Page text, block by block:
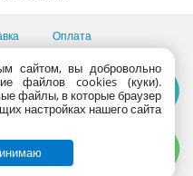
Оплата
+7 (495) 795-09-03,
09-03
| Все права защищены
сайтом, вы добровольно
файлов cookies (куки).
файлы, в которые браузер
настройках нашего сайта